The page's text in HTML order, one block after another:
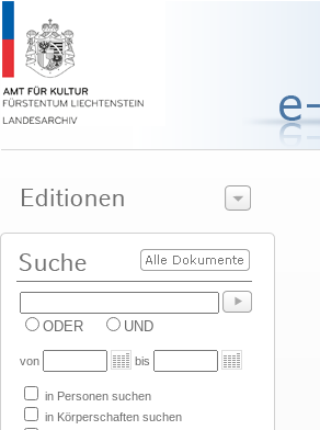
ODER UND
von bis
in Personen suchen
in Körperschaften suchen